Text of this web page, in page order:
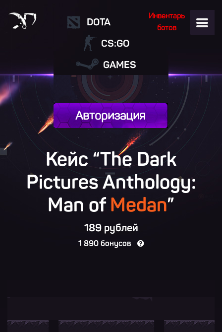
Инвентарь
ботов
DOTA
CS:GO
GAMES
Авторизация
Кейс “The Dark
Pictures Anthology:
Man ofMedan”
189 рублей
1 890 бонусов